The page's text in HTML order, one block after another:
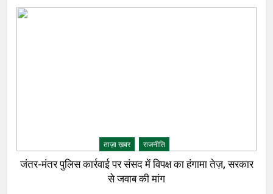
ताज़ा ख़बर राजनीति
जंतर-मंतर पुलिस कार्रवाई पर संसद में विपक्ष का हंगामा तेज़, सरकार
से जवाब की मांग